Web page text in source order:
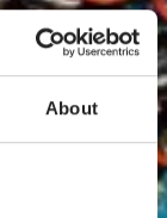
About